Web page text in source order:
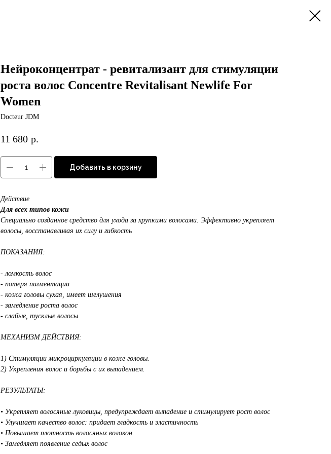
Нейроконцентрат - ревитализант для стимуляции
роста волос Concentre Revitalisant Newlife For
Women
Docteur JDM
11 680 р.
Добавить в корзину
Действие
Для всех типов кожи
Специально созданное средство для ухода за хрупкими волосами. Эффективно укрепляет
волосы, восстанавливая их силу и гибкость
ПОКАЗАНИЯ:
- ломкость волос
- потеря пигментации
- кожа головы сухая, имеет шелушения
- замедление роста волос
- слабые, тусклые волосы
МЕХАНИЗМ ДЕЙСТВИЯ:
1) Стимуляции микроциркуляции в коже головы.
2) Укрепления волос и борьбы с их выпадением.
РЕЗУЛЬТАТЫ:
• Укрепляет волосяные луковицы, предупреждает выпадение и стимулирует рост волос
• Улучшает качество волос: придает гладкость и эластичность
• Повышает плотность волосяных волокон
• Замедляет появление седых волос